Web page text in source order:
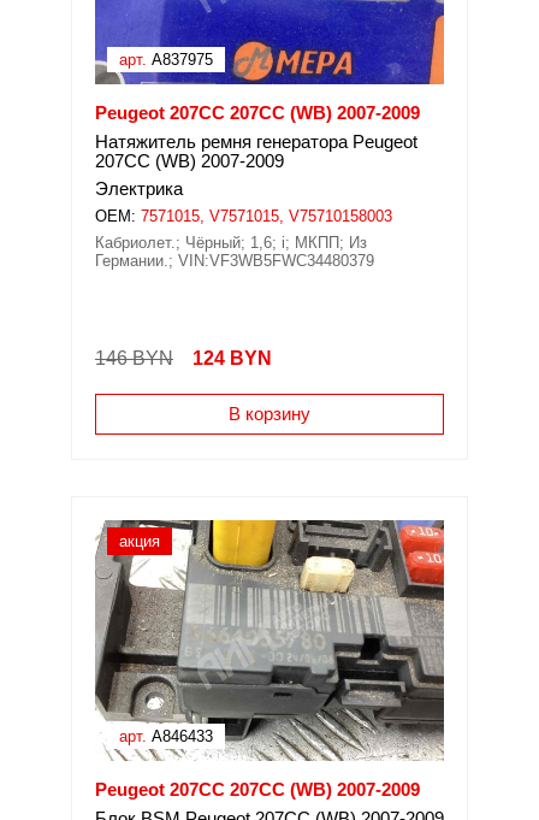
арт. A837975
Peugeot 207CC 207CC (WB) 2007-2009
Натяжитель ремня генератора Peugeot
207CC (WB) 2007-2009
Электрика
OEM: 7571015, V7571015, V75710158003
Кабриолет.; Чёрный; 1,6; i; МКПП; Из
Германии.; VIN:VF3WB5FWC34480379
146 BYN 124 BYN
В корзину
акция
арт. A846433
Peugeot 207CC 207CC (WB) 2007-2009